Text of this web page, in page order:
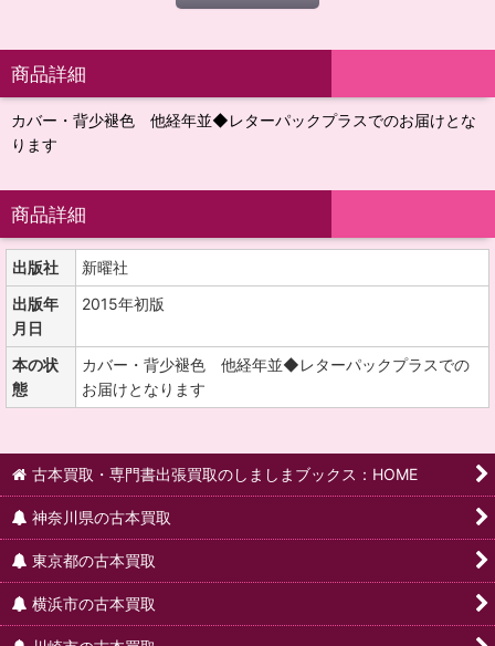
商品詳細
カバー・背少褪色 他経年並◆レターパックプラスでのお届けとな
ります
商品詳細
出版社
新曜社
出版年
月日
2015年初版
本の状
態
カバー・背少褪色 他経年並◆レターパックプラスでの
お届けとなります
古本買取・専門書出張買取のしましまブックス：HOME
神奈川県の古本買取
東京都の古本買取
横浜市の古本買取